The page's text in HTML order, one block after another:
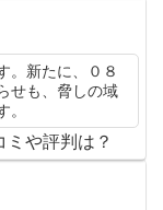
。新たに、０８
せも、脅しの域
。
や評判は？